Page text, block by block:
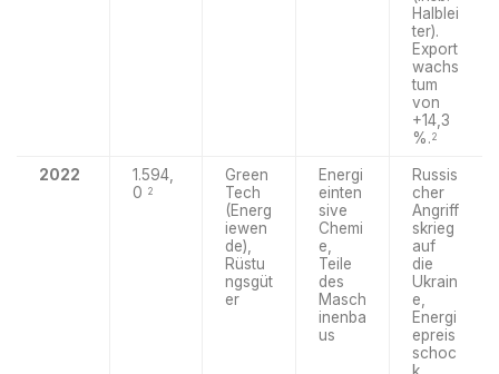
Halblei
ter).
Export
wachs
tum
von
+14,3
%. 2
2022
1.594,
0 2
Green
Tech
(Energ
iewen
de),
Rüstu
ngsgüt
er
Energi
einten
sive
Chemi
e,
Teile
des
Masch
inenba
us
Russis
cher
Angriff
skrieg
auf
die
Ukrain
e,
Energi
epreis
schoc